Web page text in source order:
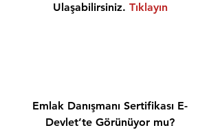
Ulaşabilirsiniz. Tıklayın
Emlak Danışmanı Sertifikası E-
Devlet’te Görünüyor mu?